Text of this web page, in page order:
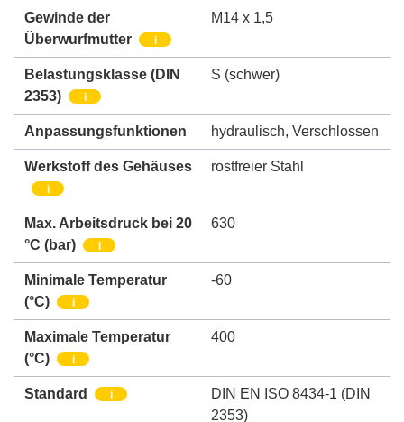
Gewinde der
Überwurfmutter
i
M14 x 1,5
Belastungsklasse (DIN
2353)
i
S (schwer)
Anpassungsfunktionen hydraulisch, Verschlossen
Werkstoff des Gehäuses
i
rostfreier Stahl
Max. Arbeitsdruck bei 20
°C (bar)
i
630
Minimale Temperatur
(°C)
i
-60
Maximale Temperatur
(°C)
i
400
Standard i
DIN EN ISO 8434-1 (DIN
2353)